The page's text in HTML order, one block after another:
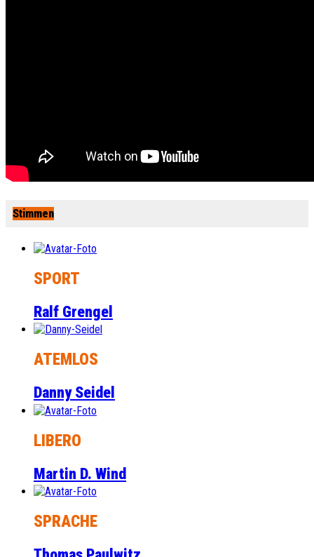
Stimmen
SPORT
Ralf Grengel
ATEMLOS
Danny Seidel
LIBERO
Martin D. Wind
SPRACHE